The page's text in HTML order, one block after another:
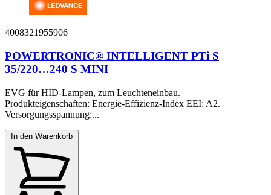
4008321955906
POWERTRONIC® INTELLIGENT PTi S
35/220…240 S MINI
EVG für HID-Lampen, zum Leuchteneinbau.
Produkteigenschaften: Energie-Effizienz-Index EEI: A2.
Versorgungsspannung:...
In den Warenkorb